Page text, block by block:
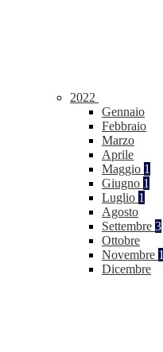
2022
Gennaio
Febbraio
Marzo
Aprile
Maggio 1
Giugno 1
Luglio 1
Agosto
Settembre 3
Ottobre
Novembre 1
Dicembre